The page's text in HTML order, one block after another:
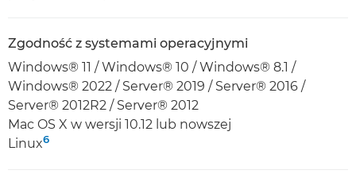
Zgodność z systemami operacyjnymi
Windows® 11 / Windows® 10 / Windows® 8.1 /
Windows® 2022 / Server® 2019 / Server® 2016 /
Server® 2012R2 / Server® 2012
Mac OS X w wersji 10.12 lub nowszej
Linux6